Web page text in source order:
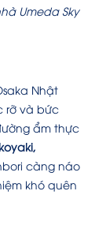
Umeda Sky
Nhật
rỡ và bức
ẩm thực
càng náo
khó quên